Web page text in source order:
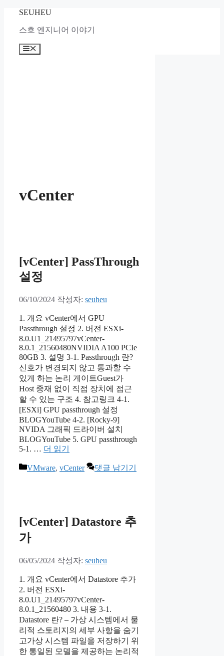
SEUHEU
스흐 엔지니어 이야기
메
vCenter
[vCenter] PassThrough
설정
06/10/2024 작성자: seuheu
1. 개요 vCenter에서 GPU
Passthrough 설정 2. 버전 ESXi-
8.0.U1_21495797vCenter-
8.0.1_21560480NVIDIA A100 PCIe
80GB 3. 설명 3-1. Passthrough 란?
신호가 변경되지 않고 통과할 수
있게 하는 논리 게이트Guest가
Host 중재 없이 직접 장치에 접근
할 수 있는 구조 4. 참고링크 4-1.
[ESXi] GPU passthrough 설정
BLOGYouTube 4-2. [Rocky-9]
NVIDA 그래픽 드라이버 설치
BLOGYouTube 5. GPU passthrough
5-1. … 더 읽기
카
VMware, vCenter 댓글 남기기
[vCenter] Datastore 추
가
06/05/2024 작성자: seuheu
1. 개요 vCenter에서 Datastore 추가
2. 버전 ESXi-
8.0.U1_21495797vCenter-
8.0.1_21560480 3. 내용 3-1.
Datastore 란? – 가상 시스템에서 물
리적 스토리지의 세부 사항을 숨기
고가상 시스템 파일을 저장하기 위
한 통일된 모델을 제공하는 논리적